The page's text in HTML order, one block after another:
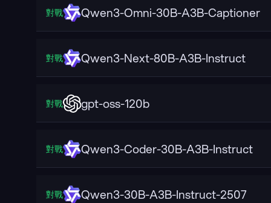
對戰 Qwen3-Omni-30B-A3B-Captioner
對戰 Qwen3-Next-80B-A3B-Instruct
對戰 gpt-oss-120b
對戰 Qwen3-Coder-30B-A3B-Instruct
對戰 Qwen3-30B-A3B-Instruct-2507